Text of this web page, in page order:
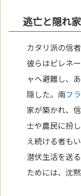
逃亡と隠れ
カタリ派の信
彼らはピレネ
ャへ避難し、
隠した。南フ
家が築かれ、
士や農民に扮
え続ける者も
潜伏生活を送
ためには、沈